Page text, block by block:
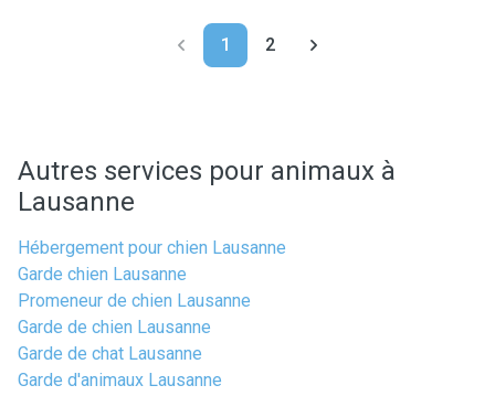
1 2
Autres services pour animaux à
Lausanne
Hébergement pour chien Lausanne
Garde chien Lausanne
Promeneur de chien Lausanne
Garde de chien Lausanne
Garde de chat Lausanne
Garde d'animaux Lausanne